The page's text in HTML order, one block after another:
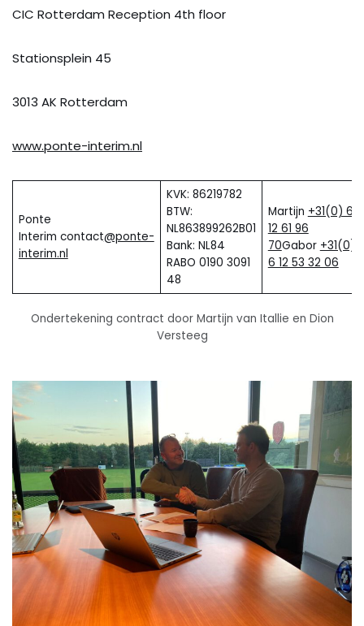
CIC Rotterdam Reception 4th floor
Stationsplein 45
3013 AK Rotterdam
www.ponte-interim.nl
Ponte
Interim contact@ponte-
interim.nl
KVK: 86219782
BTW:
NL863899262B01
Bank: NL84
RABO 0190 3091
48
Martijn +31(0) 6
12 61 96
70Gabor +31(0)
6 12 53 32 06
Ondertekening contract door Martijn van Itallie en Dion
Versteeg